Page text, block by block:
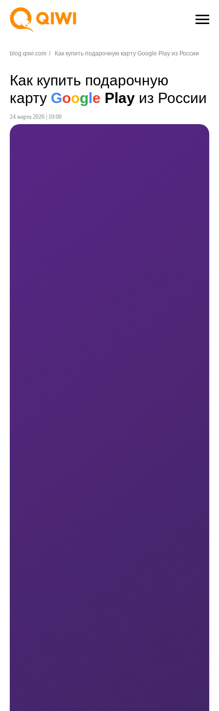
blog.qiwi.com / Как купить подарочную карту Google Play из России
Как купить подарочную
карту Google Play из России
24 марта 2026 | 10:00